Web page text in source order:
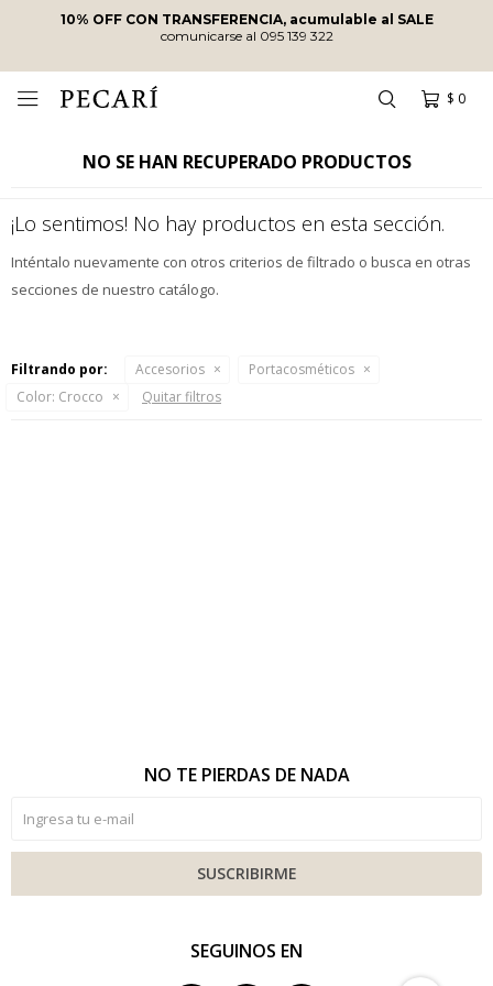
10% OFF CON TRANSFERENCIA, acumulable al SALE
comunicarse al 095 139 322
$ 0

NO SE HAN RECUPERADO PRODUCTOS
¡Lo sentimos! No hay productos en esta sección.
Inténtalo nuevamente con otros criterios de filtrado o busca en otras
secciones de nuestro catálogo.
Filtrando por: Accesorios
Portacosméticos
Color: Crocco Quitar filtros
SEGUINOS EN
NO TE PIERDAS DE NADA
SUSCRIBIRME